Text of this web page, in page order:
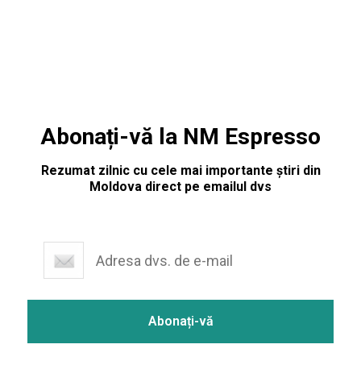
Abonați-vă la NM Espresso
Rezumat zilnic cu cele mai importante știri din
Moldova direct pe emailul dvs